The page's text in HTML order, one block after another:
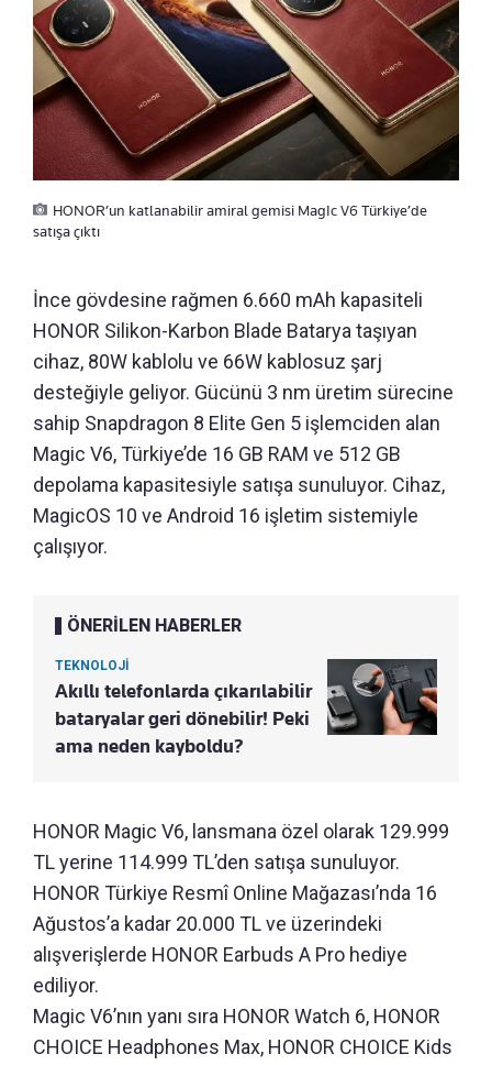
HONOR’un katlanabilir amiral gemisi MagIc V6 Türkiye’de
satışa çıktı
İnce gövdesine rağmen 6.660 mAh kapasiteli
HONOR Silikon-Karbon Blade Batarya taşıyan
cihaz, 80W kablolu ve 66W kablosuz şarj
desteğiyle geliyor. Gücünü 3 nm üretim sürecine
sahip Snapdragon 8 Elite Gen 5 işlemciden alan
Magic V6, Türkiye’de 16 GB RAM ve 512 GB
depolama kapasitesiyle satışa sunuluyor. Cihaz,
MagicOS 10 ve Android 16 işletim sistemiyle
çalışıyor.
ÖNERİLEN HABERLER
TEKNOLOJİ
Akıllı telefonlarda çıkarılabilir
bataryalar geri dönebilir! Peki
ama neden kayboldu?
HONOR Magic V6, lansmana özel olarak 129.999
TL yerine 114.999 TL’den satışa sunuluyor.
HONOR Türkiye Resmî Online Mağazası’nda 16
Ağustos’a kadar 20.000 TL ve üzerindeki
alışverişlerde HONOR Earbuds A Pro hediye
ediliyor.
Magic V6’nın yanı sıra HONOR Watch 6, HONOR
CHOICE Headphones Max, HONOR CHOICE Kids